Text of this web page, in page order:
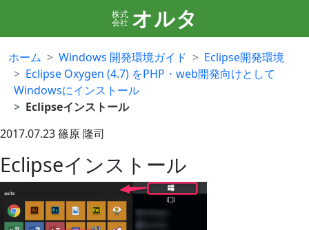
株式
会社 オルタ
ホーム Windows 開発環境ガイド
Eclipse開発環境
Eclipse Oxygen (4.7) をPHP・web開発向けとして
Windowsにインストール
Eclipseインストール
2017.07.23篠原 隆司
Eclipseインストール